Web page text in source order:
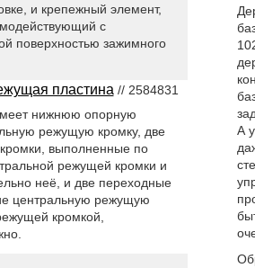
А
и крепежный элемент,
с
поверхностью зажимного
пластина // 2584831
нижнюю опорную
режущую кромку, две
выполненные по
режущей кромки и
неё, и две переходные
центральную режущую
кромкой,